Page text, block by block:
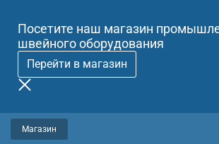
Посетите наш магазин
швейного оборудования
Перейти в магазин
Магазин